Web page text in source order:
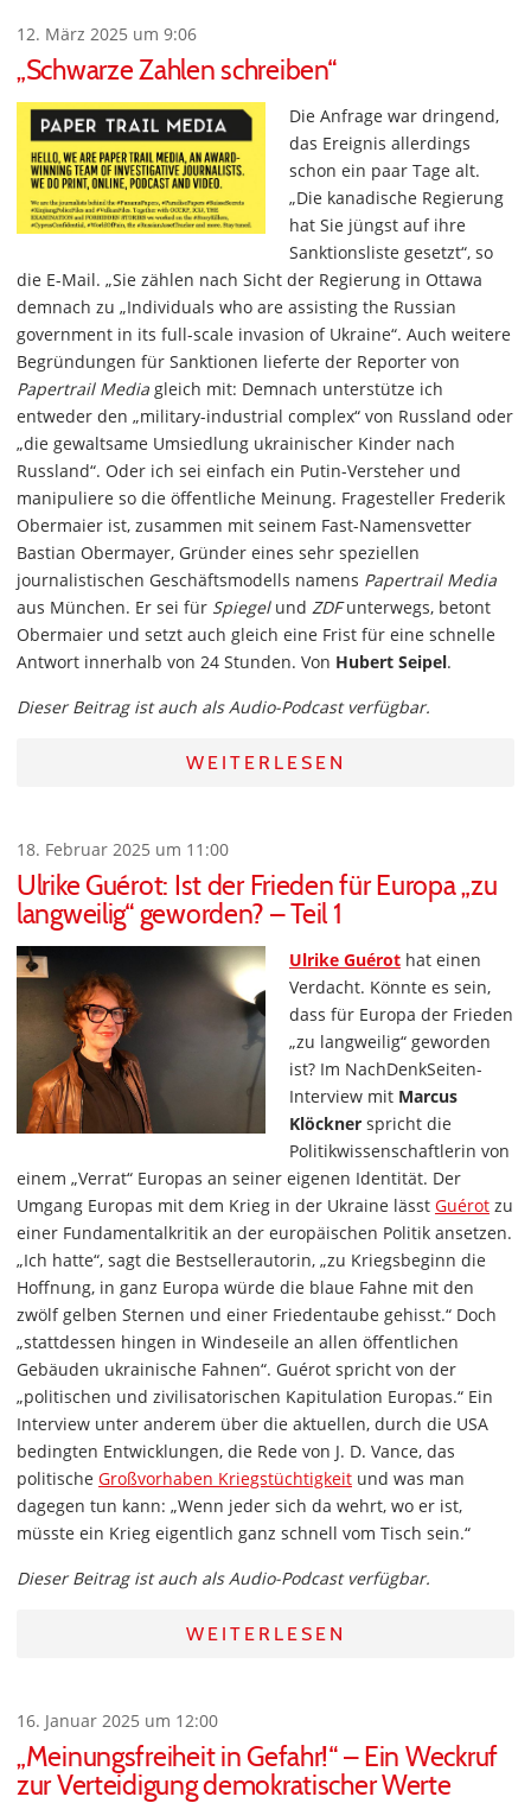
12. März 2025 um 9:06
„Schwarze Zahlen schreiben“
Die Anfrage war dringend,
das Ereignis allerdings
schon ein paar Tage alt.
„Die kanadische Regierung
hat Sie jüngst auf ihre
Sanktionsliste gesetzt“, so
die E-Mail. „Sie zählen nach Sicht der Regierung in Ottawa
demnach zu „Individuals who are assisting the Russian
government in its full-scale invasion of Ukraine“. Auch weitere
Begründungen für Sanktionen lieferte der Reporter von
Papertrail Media gleich mit: Demnach unterstütze ich
entweder den „military-industrial complex“ von Russland oder
„die gewaltsame Umsiedlung ukrainischer Kinder nach
Russland“. Oder ich sei einfach ein Putin-Versteher und
manipuliere so die öffentliche Meinung. Fragesteller Frederik
Obermaier ist, zusammen mit seinem Fast-Namensvetter
Bastian Obermayer, Gründer eines sehr speziellen
journalistischen Geschäftsmodells namens Papertrail Media
aus München. Er sei für Spiegelund ZDFunterwegs, betont
Obermaier und setzt auch gleich eine Frist für eine schnelle
Antwort innerhalb von 24 Stunden. Von Hubert Seipel.
Dieser Beitrag ist auch als Audio-Podcast verfügbar.
WEITERLESEN
18. Februar 2025 um 11:00
Ulrike Guérot: Ist der Frieden für Europa „zu
langweilig“ geworden? – Teil 1
Ulrike Guérot hat einen
Verdacht. Könnte es sein,
dass für Europa der Frieden
„zu langweilig“ geworden
ist? Im NachDenkSeiten-
Interview mit Marcus
Klöckner spricht die
Politikwissenschaftlerin von
einem „Verrat“ Europas an seiner eigenen Identität. Der
Umgang Europas mit dem Krieg in der Ukraine lässt Guérot zu
einer Fundamentalkritik an der europäischen Politik ansetzen.
„Ich hatte“, sagt die Bestsellerautorin, „zu Kriegsbeginn die
Hoffnung, in ganz Europa würde die blaue Fahne mit den
zwölf gelben Sternen und einer Friedentaube gehisst.“ Doch
„stattdessen hingen in Windeseile an allen öffentlichen
Gebäuden ukrainische Fahnen“. Guérot spricht von der
„politischen und zivilisatorischen Kapitulation Europas.“ Ein
Interview unter anderem über die aktuellen, durch die USA
bedingten Entwicklungen, die Rede von J. D. Vance, das
politische Großvorhaben Kriegstüchtigkeit und was man
dagegen tun kann: „Wenn jeder sich da wehrt, wo er ist,
müsste ein Krieg eigentlich ganz schnell vom Tisch sein.“
Dieser Beitrag ist auch als Audio-Podcast verfügbar.
WEITERLESEN
16. Januar 2025 um 12:00
„Meinungsfreiheit in Gefahr!“ – Ein Weckruf
zur Verteidigung demokratischer Werte